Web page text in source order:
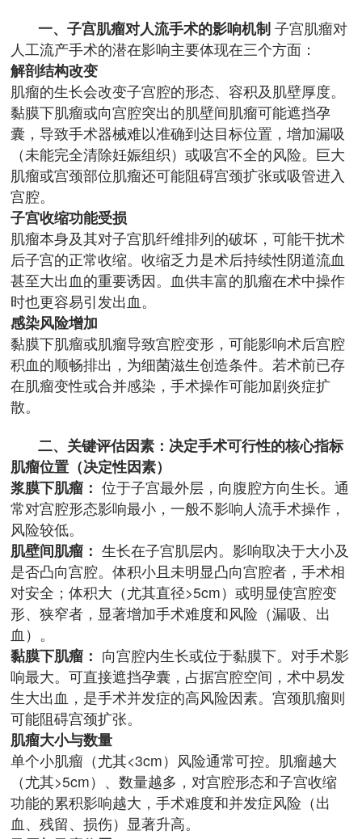
一、子宫肌瘤对人流手术的影响机制子宫肌瘤对
人工流产手术的潜在影响主要体现在三个方面：
解剖结构改变
肌瘤的生长会改变子宫腔的形态、容积及肌壁厚度。
黏膜下肌瘤或向宫腔突出的肌壁间肌瘤可能遮挡孕
囊，导致手术器械难以准确到达目标位置，增加漏吸
（未能完全清除妊娠组织）或吸宫不全的风险。巨大
肌瘤或宫颈部位肌瘤还可能阻碍宫颈扩张或吸管进入
宫腔。
子宫收缩功能受损
肌瘤本身及其对子宫肌纤维排列的破坏，可能干扰术
后子宫的正常收缩。收缩乏力是术后持续性阴道流血
甚至大出血的重要诱因。血供丰富的肌瘤在术中操作
时也更容易引发出血。
感染风险增加
黏膜下肌瘤或肌瘤导致宫腔变形，可能影响术后宫腔
积血的顺畅排出，为细菌滋生创造条件。若术前已存
在肌瘤变性或合并感染，手术操作可能加剧炎症扩
散。
二、关键评估因素：决定手术可行性的核心指标
肌瘤位置（决定性因素）
浆膜下肌瘤： 位于子宫最外层，向腹腔方向生长。通
常对宫腔形态影响最小，一般不影响人流手术操作，
风险较低。
肌壁间肌瘤： 生长在子宫肌层内。影响取决于大小及
是否凸向宫腔。体积小且未明显凸向宫腔者，手术相
对安全；体积大（尤其直径>5cm）或明显使宫腔变
形、狭窄者，显著增加手术难度和风险（漏吸、出
血）。
黏膜下肌瘤： 向宫腔内生长或位于黏膜下。对手术影
响最大。可直接遮挡孕囊，占据宫腔空间，术中易发
生大出血，是手术并发症的高风险因素。宫颈肌瘤则
可能阻碍宫颈扩张。
肌瘤大小与数量
单个小肌瘤（尤其<3cm）风险通常可控。肌瘤越大
（尤其>5cm）、数量越多，对宫腔形态和子宫收缩
功能的累积影响越大，手术难度和并发症风险（出
血、残留、损伤）显著升高。